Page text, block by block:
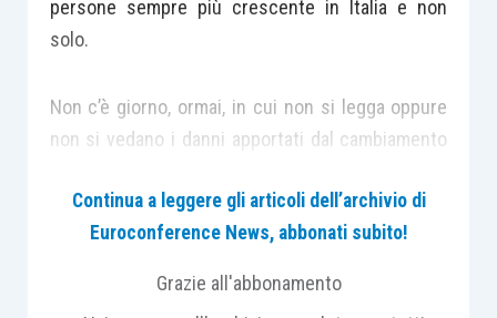
persone sempre più crescente in Italia e non
solo.
Non c’è giorno, ormai, in cui non si legga oppure
non si vedano i danni apportati dal cambiamento
compromettere il nostro futuro e quello dei
nostri figli.
Continua a leggere gli articoli dell’archivio di
Euroconference News, abbonati subito!
Grazie all'abbonamento